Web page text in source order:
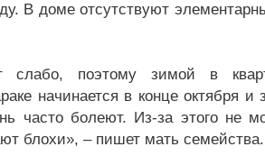
В доме отсутствуют
слабо, поэтому зимой в
начинается в конце октября
часто болеют. Из-за этого не
блохи», – пишет мать семейства.